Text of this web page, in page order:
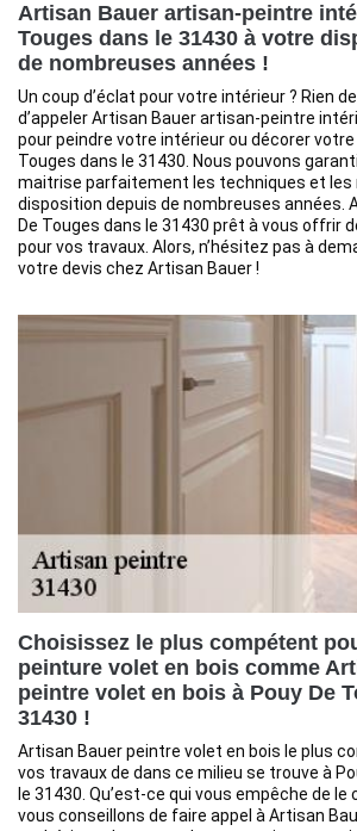
Artisan Bauer artisan-peintre
Touges dans le 31430 à votre
de nombreuses années !
Un coup d’éclat pour votre intérieur ? Rien
d’appeler Artisan Bauer artisan-peintre
pour peindre votre intérieur ou décorer votre
Touges dans le 31430. Nous pouvons
maitrise parfaitement les techniques et les
disposition depuis de nombreuses années.
De Touges dans le 31430 prêt à vous offrir
pour vos travaux. Alors, n’hésitez pas à
votre devis chez Artisan Bauer !
Choisissez le plus compétent
peinture volet en bois comme
peintre volet en bois à Pouy De
31430 !
Artisan Bauer peintre volet en bois le plus
vos travaux de dans ce milieu se trouve à
le 31430. Qu’est-ce qui vous empêche de
vous conseillons de faire appel à Artisan